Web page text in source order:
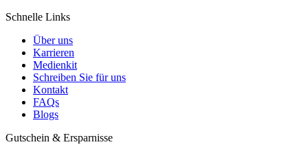
Schnelle Links
Über uns
Karrieren
Medienkit
Schreiben Sie für uns
Kontakt
FAQs
Blogs
Gutschein & Ersparnisse